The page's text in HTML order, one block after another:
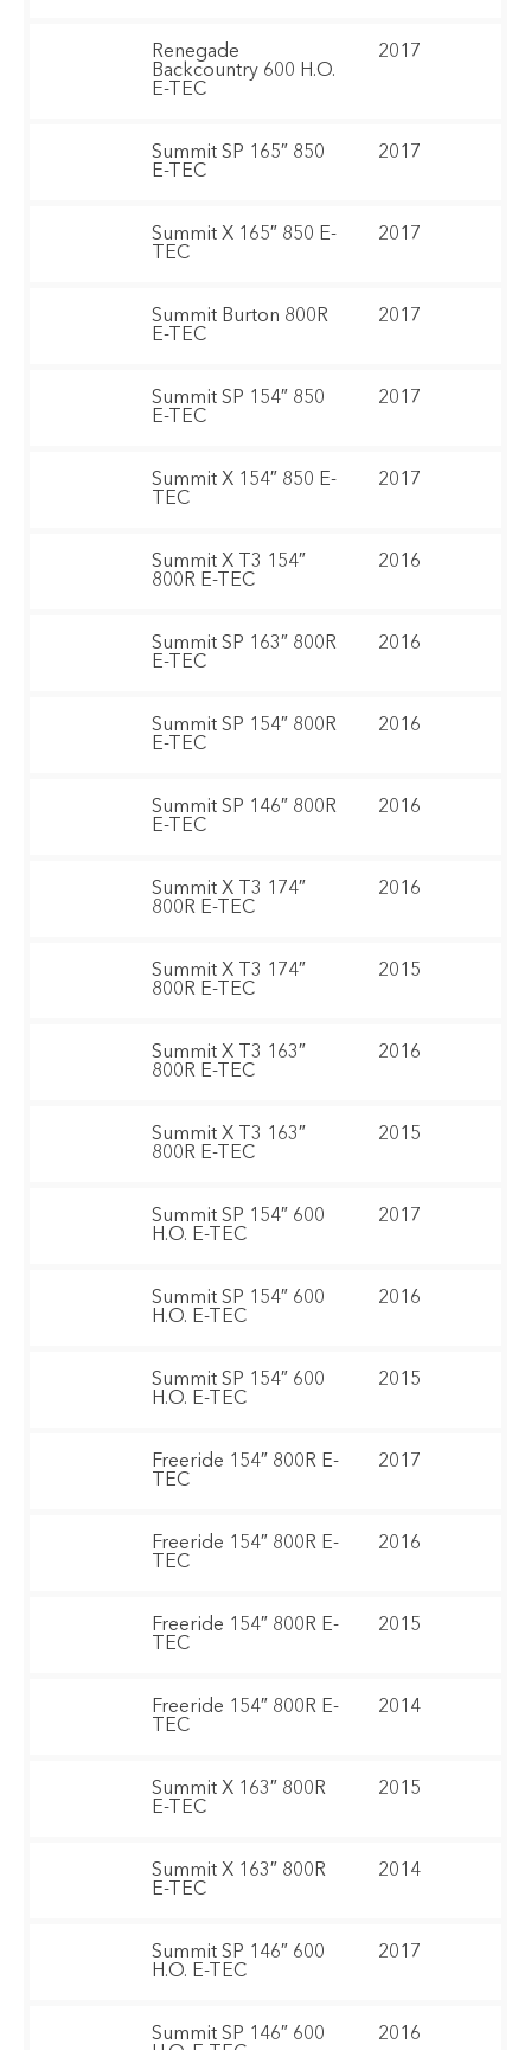
Renegade
Backcountry 600 H.O.
E-TEC
2017
Summit SP 165″ 850
E-TEC
2017
Summit X 165″ 850 E-
TEC
2017
Summit Burton 800R
E-TEC
2017
Summit SP 154″ 850
E-TEC
2017
Summit X 154″ 850 E-
TEC
2017
Summit X T3 154″
800R E-TEC
2016
Summit SP 163″ 800R
E-TEC
2016
Summit SP 154″ 800R
E-TEC
2016
Summit SP 146″ 800R
E-TEC
2016
Summit X T3 174″
800R E-TEC
2016
Summit X T3 174″
800R E-TEC
2015
Summit X T3 163″
800R E-TEC
2016
Summit X T3 163″
800R E-TEC
2015
Summit SP 154″ 600
H.O. E-TEC
2017
Summit SP 154″ 600
H.O. E-TEC
2016
Summit SP 154″ 600
H.O. E-TEC
2015
Freeride 154″ 800R E-
TEC
2017
Freeride 154″ 800R E-
TEC
2016
Freeride 154″ 800R E-
TEC
2015
Freeride 154″ 800R E-
TEC
2014
Summit X 163″ 800R
E-TEC
2015
Summit X 163″ 800R
E-TEC
2014
Summit SP 146″ 600
H.O. E-TEC
2017
Summit SP 146″ 600
2016